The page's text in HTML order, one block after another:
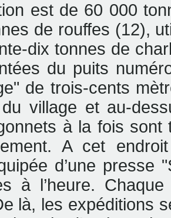
est de 60 000
de rouffes (12),
dix tonnes de
du puits
de trois-cents
village et au-
à la fois sont
A cet
d’une presse
à l’heure.
là, les expéditions